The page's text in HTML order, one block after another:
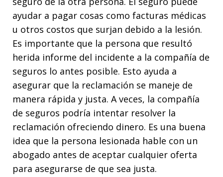
ayudar a pagar cosas como facturas médicas
u otros costos que surjan debido a la lesión.
Es importante que la persona que resultó
herida informe del incidente a la compañía de
seguros lo antes posible. Esto ayuda a
asegurar que la reclamación se maneje de
manera rápida y justa. A veces, la compañía
de seguros podría intentar resolver la
reclamación ofreciendo dinero. Es una buena
idea que la persona lesionada hable con un
abogado antes de aceptar cualquier oferta
para asegurarse de que sea justa.